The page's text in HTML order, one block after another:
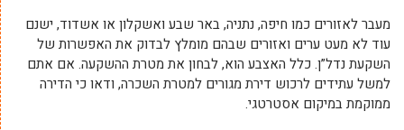
מעבר לאזורים כמו חיפה, נתניה, באר שבע ואשקלון או אשדוד, ישנם
עוד לא מעט ערים ואזורים שבהם מומלץ לבדוק את האפשרות של
השקעת נדל”ן. כלל האצבע הוא, לבחון את מטרת ההשקעה. אם אתם
למשל עתידים לרכוש דירת מגורים למטרת השכרה, ודאו כי הדירה
ממוקמת במיקום אסטרטגי.